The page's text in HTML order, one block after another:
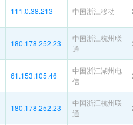
111.0.38.213 中国浙江移动
180.178.252.23
中国浙江杭州联
通
61.153.105.46
中国浙江湖州电
信
180.178.252.23
中国浙江杭州联
通